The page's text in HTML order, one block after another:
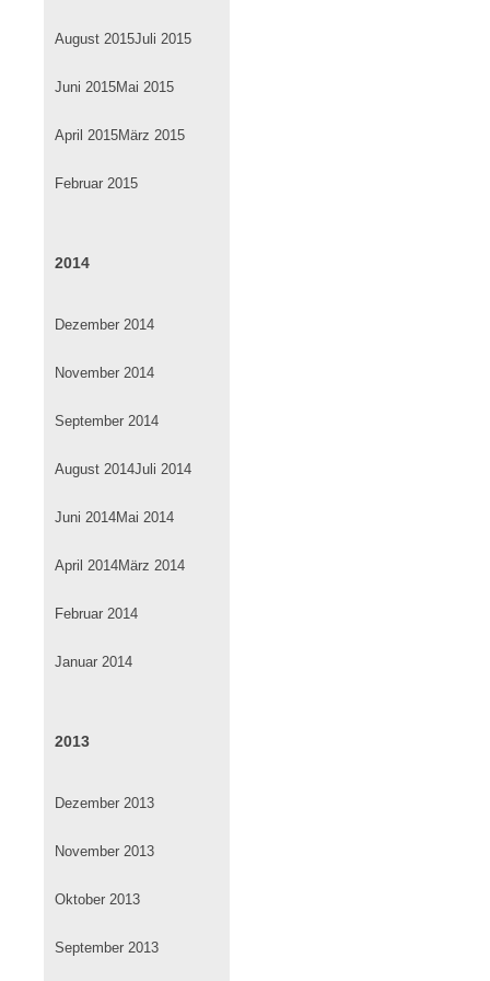
August 2015Juli 2015
Juni 2015Mai 2015
April 2015März 2015
Februar 2015
2014
Dezember 2014
November 2014
September 2014
August 2014Juli 2014
Juni 2014Mai 2014
April 2014März 2014
Februar 2014
Januar 2014
2013
Dezember 2013
November 2013
Oktober 2013
September 2013